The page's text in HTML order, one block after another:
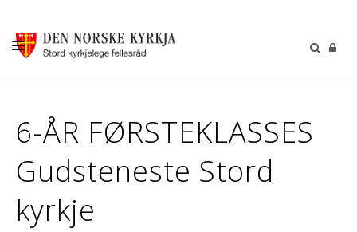
GUDSTENESTER
DÅP VIGSEL GRAVFERD
SOKNERÅDA
6-ÅR FØRSTEKLASSES
Gudsteneste Stord
kyrkje